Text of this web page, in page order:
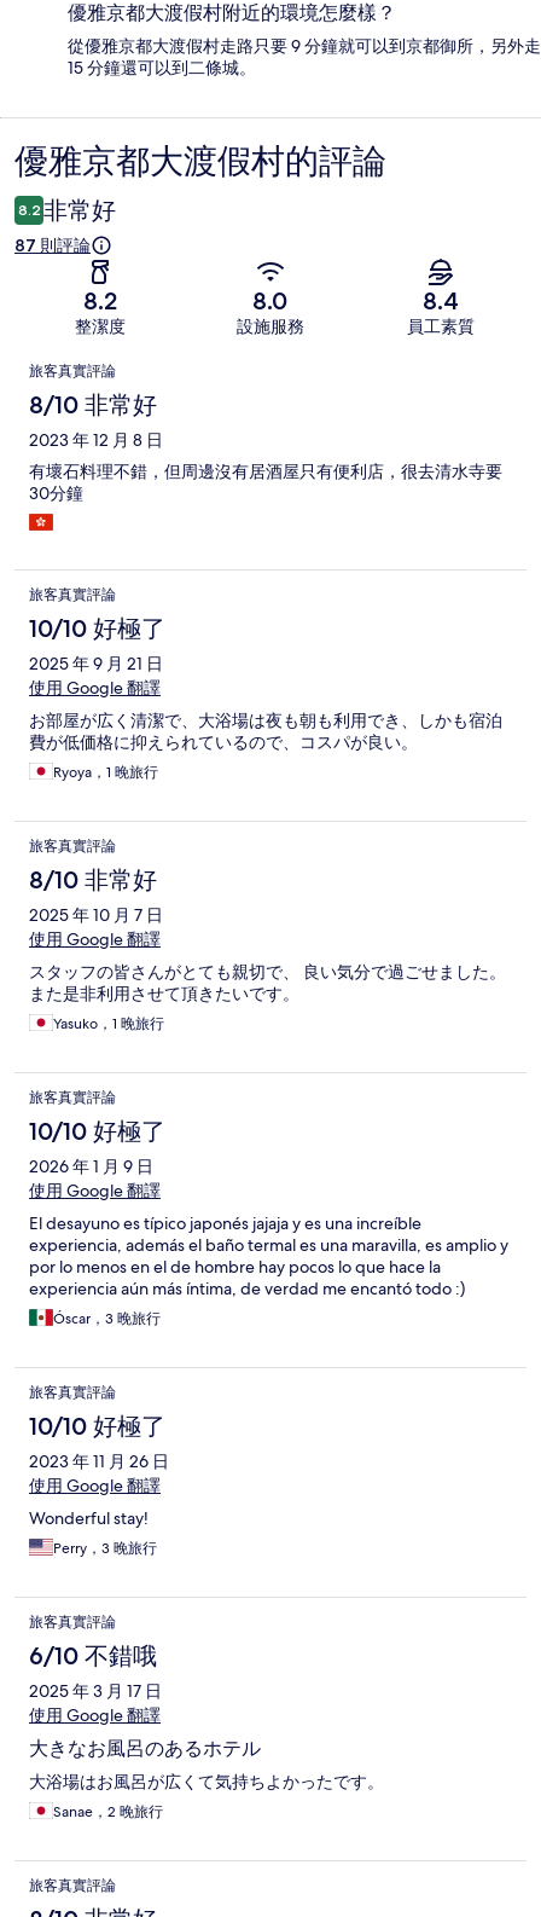
優雅京都大渡假村附近的環境怎麼樣？
從優雅京都大渡假村走路只要 9 分鐘就可以到京都御所，另外走
15 分鐘還可以到二條城。
評
論
優雅京都大渡假村的評論
8.2 非常好
87 則評論
8.2
整潔度
8.0
設施服務
8.4
員工素質
評
論
旅客真實評論
8/10 非常好
2023 年 12 月 8 日
有壞石料理不錯，但周邊沒有居酒屋只有便利店，很去清水寺要
30分鐘
旅客真實評論
10/10 好極了
2025 年 9 月 21 日
使用 Google 翻譯
お部屋が広く清潔で、大浴場は夜も朝も利用でき、しかも宿泊
費が低価格に抑えられているので、コスパが良い。
Ryoya，1 晚旅行
旅客真實評論
8/10 非常好
2025 年 10 月 7 日
使用 Google 翻譯
スタッフの皆さんがとても親切で、 良い気分で過ごせました。
また是非利用させて頂きたいです。
Yasuko，1 晚旅行
旅客真實評論
10/10 好極了
2026 年 1 月 9 日
使用 Google 翻譯
El desayuno es típico japonés jajaja y es una increíble
experiencia, además el baño termal es una maravilla, es amplio y
por lo menos en el de hombre hay pocos lo que hace la
experiencia aún más íntima, de verdad me encantó todo :)
Óscar，3 晚旅行
旅客真實評論
10/10 好極了
2023 年 11 月 26 日
使用 Google 翻譯
Wonderful stay!
Perry，3 晚旅行
旅客真實評論
6/10 不錯哦
2025 年 3 月 17 日
使用 Google 翻譯
大きなお風呂のあるホテル
大浴場はお風呂が広くて気持ちよかったです。
Sanae，2 晚旅行
旅客真實評論